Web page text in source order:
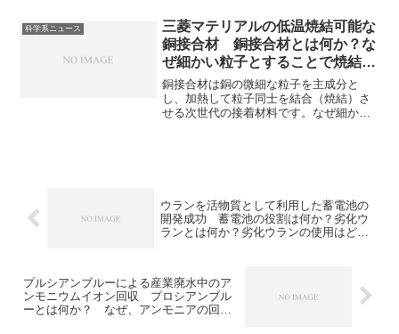
求しない方針であると報じられていま
す。トランプ政権の半導体政策の概略や
海外の半導体メーカー出資を受け入れる
ことを要求しない理由を知ることができ
ます。
科学系ニュース
三菱マテリアルの低温焼結可能な
銅接合材 銅接合材とは何か？な
ぜ細かい粒子とすることで焼結が
起きるのか？
銅接合材は銅の微細な粒子を主成分と
し、加熱して粒子同士を結合（焼結）さ
せる次世代の接着材料です。なぜ細かい
ウランを活物質として利用した蓄電池の
開発成功 蓄電池の役割は何か？劣化ウ
ランとは何か？劣化ウランの使用はどん
プルシアンブルーによる産業廃水中のア
ンモニウムイオン回収 プロシアンブル
ーとは何か？ なぜ、アンモニアの回収